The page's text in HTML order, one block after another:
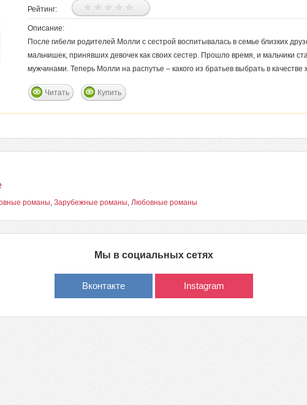
Рейтинг:
Описание:
После гибели родителей Молли с сестрой воспитывалась в семье близких
мальчишек, принявших девочек как своих сестер. Прошло время, и мальчики
мужчинами. Теперь Молли на распутье – какого из братьев выбрать в качестве
Читать Купить
романы, Зарубежные романы, Любовные романы
Мы в социальных сетях
Вконтакте Instagram